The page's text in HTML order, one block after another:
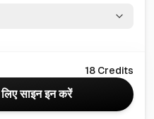
18 Credits
साइन इन करें